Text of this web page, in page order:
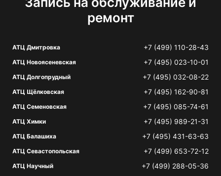
ремонт
АТЦ Дмитровка +7 (499) 110-28-43
АТЦ Новоясеневская +7 (495) 023-10-01
АТЦ Долгопрудный +7 (495) 032-08-22
АТЦ Щёлковская +7 (495) 162-90-81
АТЦ Семеновская +7 (495) 085-74-61
АТЦ Химки +7 (495) 989-21-31
АТЦ Балашиха +7 (495) 431-63-63
АТЦ Севастопольская +7 (499) 653-72-12
АТЦ Научный +7 (499) 288-05-36